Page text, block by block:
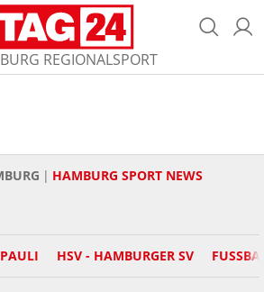
REGIONALSPORT
HAMBURG SPORT NEWS
HSV - HAMBURGER SV